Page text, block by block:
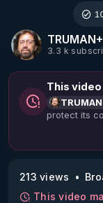
TRUMAN+
3.3 k
This
protect its
213 views
This video